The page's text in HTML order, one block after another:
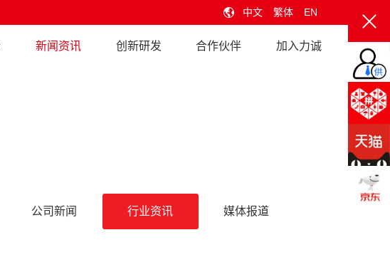
中文 繁体 EN
新闻资讯 创新研发 合作伙伴 加入力诚
公司新闻 行业资讯 媒体报道